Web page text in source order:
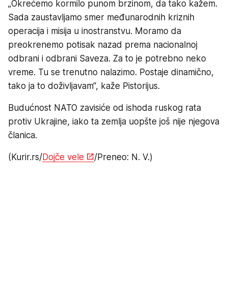
„Okrećemo kormilo punom brzinom, da tako kažem.
Sada zaustavljamo smer međunarodnih kriznih
operacija i misija u inostranstvu. Moramo da
preokrenemo potisak nazad prema nacionalnoj
odbrani i odbrani Saveza. Za to je potrebno neko
vreme. Tu se trenutno nalazimo. Postaje dinamično,
tako ja to doživljavam“, kaže Pistorijus.
Budućnost NATO zavisiće od ishoda ruskog rata
protiv Ukrajine, iako ta zemlja uopšte još nije njegova
članica.
(Kurir.rs/Dojče vele /Preneo: N. V.)